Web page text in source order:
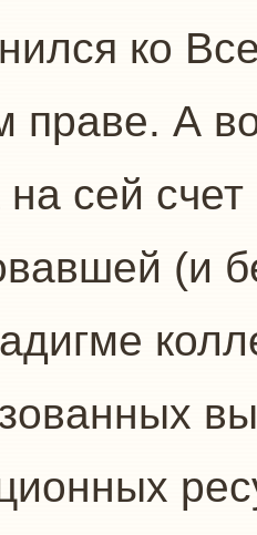
ко
праве. А
сей
(и